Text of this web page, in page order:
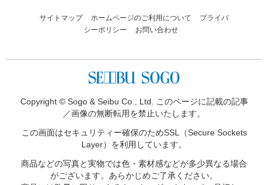
サイトマップ ホームページのご利用について
プライバ
シーポリシー
お問い合わせ
Copyright © Sogo & Seibu Co., Ltd. このページに記載の記事
／画像の無断転用を禁止いたします。
この画面はセキュリティー確保のためSSL（Secure Sockets
Layer）を利用しています。
商品などの写真と実物では色・素材感などが多少異なる場合
がございます。あらかじめご了承ください。